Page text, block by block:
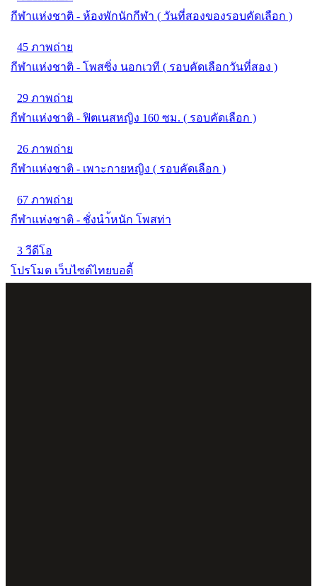
กีฬาแห่งชาติ - ห้องพักนักกีฬา ( วันที่สองของรอบคัดเลือก )
45 ภาพถ่าย
กีฬาแห่งชาติ - โพสซิ่ง นอกเวที ( รอบคัดเลือกวันที่สอง )
29 ภาพถ่าย
กีฬาแห่งชาติ - ฟิตเนสหญิง 160 ซม. ( รอบคัดเลือก )
26 ภาพถ่าย
กีฬาแห่งชาติ - เพาะกายหญิง ( รอบคัดเลือก )
67 ภาพถ่าย
กีฬาแห่งชาติ - ชั่งนำ้หนัก โพสท่า
3 วีดีโอ
โปรโมต เว็บไซต์ไทยบอดี้